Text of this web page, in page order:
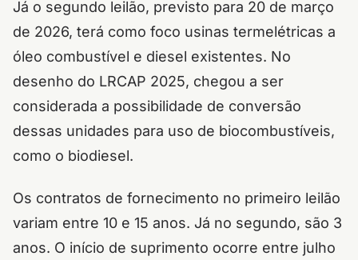
Já o segundo leilão, previsto para 20 de março
de 2026, terá como foco usinas termelétricas a
óleo combustível e diesel existentes. No
desenho do LRCAP 2025, chegou a ser
considerada a possibilidade de conversão
dessas unidades para uso de biocombustíveis,
como o biodiesel.
Os contratos de fornecimento no primeiro leilão
variam entre 10 e 15 anos. Já no segundo, são 3
anos. O início de suprimento ocorre entre julho